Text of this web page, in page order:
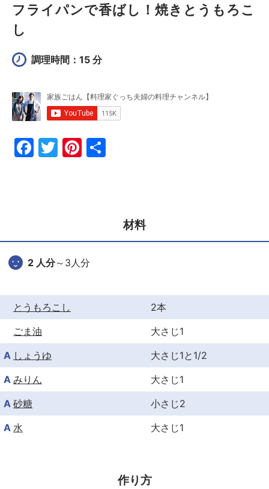
フライパンで香ばし！焼きとうもろこ
し
調理時間：15 分
F
o
o
T
Pi
材料
2 人分～3人分
とうもろこし
2本
ごま油
大さじ1
A しょうゆ
大さじ1と1/2
A みりん
大さじ1
A 砂糖
小さじ2
A 水 大さじ1
作り方